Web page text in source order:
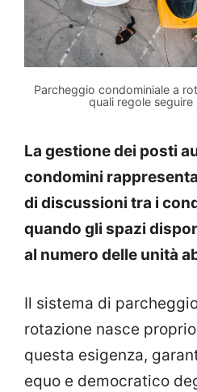
Parcheggio condominiale a
quali regole
La gestione dei posti
condomini
di discussioni tra i
quando gli spazi
al numero delle unità
Il sistema di
rotazione nasce
questa esigenza,
equo e democratico